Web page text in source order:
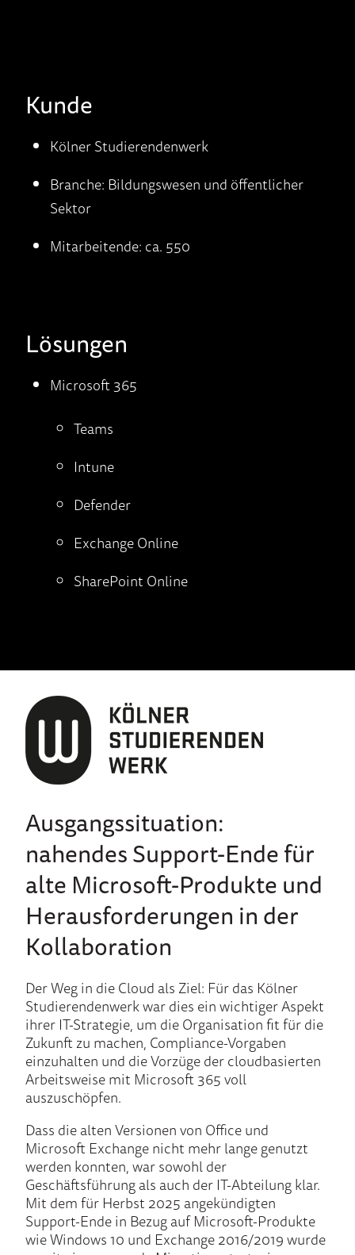
Kunde
Kölner Studierendenwerk
Branche: Bildungswesen und öffentlicher
Sektor
Mitarbeitende: ca. 550
Lösungen
Microsoft 365
Teams
Intune
Defender
Exchange Online
SharePoint Online
Ausgangssituation:
nahendes Support-Ende für
alte Microsoft-Produkte und
Herausforderungen in der
Kollaboration
Der Weg in die Cloud als Ziel: Für das Kölner
Studierendenwerk war dies ein wichtiger Aspekt
ihrer IT-Strategie, um die Organisation fit für die
Zukunft zu machen, Compliance-Vorgaben
einzuhalten und die Vorzüge der cloudbasierten
Arbeitsweise mit Microsoft 365 voll
auszuschöpfen.
Dass die alten Versionen von Office und
Microsoft Exchange nicht mehr lange genutzt
werden konnten, war sowohl der
Geschäftsführung als auch der IT-Abteilung klar.
Mit dem für Herbst 2025 angekündigten
Support-Ende in Bezug auf Microsoft-Produkte
wie Windows 10 und Exchange 2016/2019 wurde